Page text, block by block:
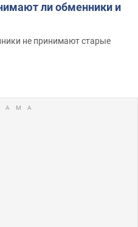
ли обменники и
не принимают старые